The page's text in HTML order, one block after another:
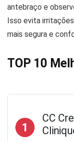
antebraço e
Isso evita
mais segura e
TOP 10
1
CC